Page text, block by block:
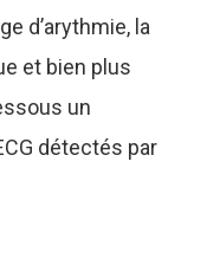
d’arythmie, la
et bien plus
un
détectés par